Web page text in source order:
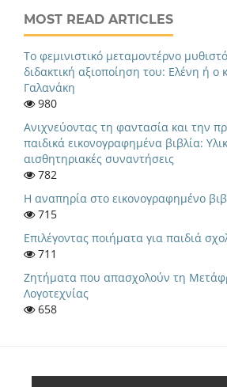
MOST READ ARTICLES
Το φεμινιστικό μεταμοντέρνο
διδακτική αξιοποίηση του: Ελένη ή ο
Γαλανάκη
980
Ανιχνεύοντας τη φαντασία και την
παιδικά εικονογραφημένα βιβλία:
αισθητηριακές συναντήσεις
782
Η αναπηρία στο εικονογραφημένο
715
Eπιλέγοντας ποιήματα για παιδιά
711
Ζητήματα που απασχολούν τη
Λογοτεχνίας
658